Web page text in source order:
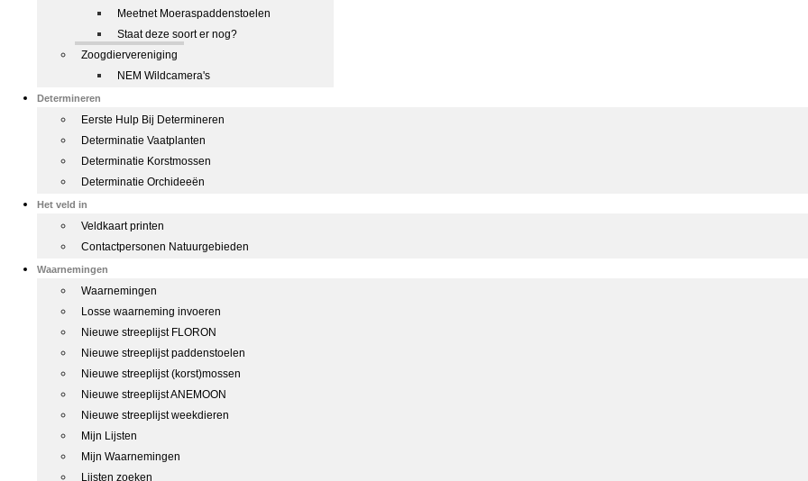
Meetnet Moeraspaddenstoelen
Staat deze soort er nog?
Zoogdiervereniging
NEM Wildcamera's
Determineren
Eerste Hulp Bij Determineren
Determinatie Vaatplanten
Determinatie Korstmossen
Determinatie Orchideeën
Het veld in
Veldkaart printen
Contactpersonen Natuurgebieden
Waarnemingen
Waarnemingen
Losse waarneming invoeren
Nieuwe streeplijst FLORON
Nieuwe streeplijst paddenstoelen
Nieuwe streeplijst (korst)mossen
Nieuwe streeplijst ANEMOON
Nieuwe streeplijst weekdieren
Mijn Lijsten
Mijn Waarnemingen
Lijsten zoeken